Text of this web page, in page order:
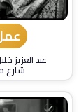
عبد العزيز
شارع